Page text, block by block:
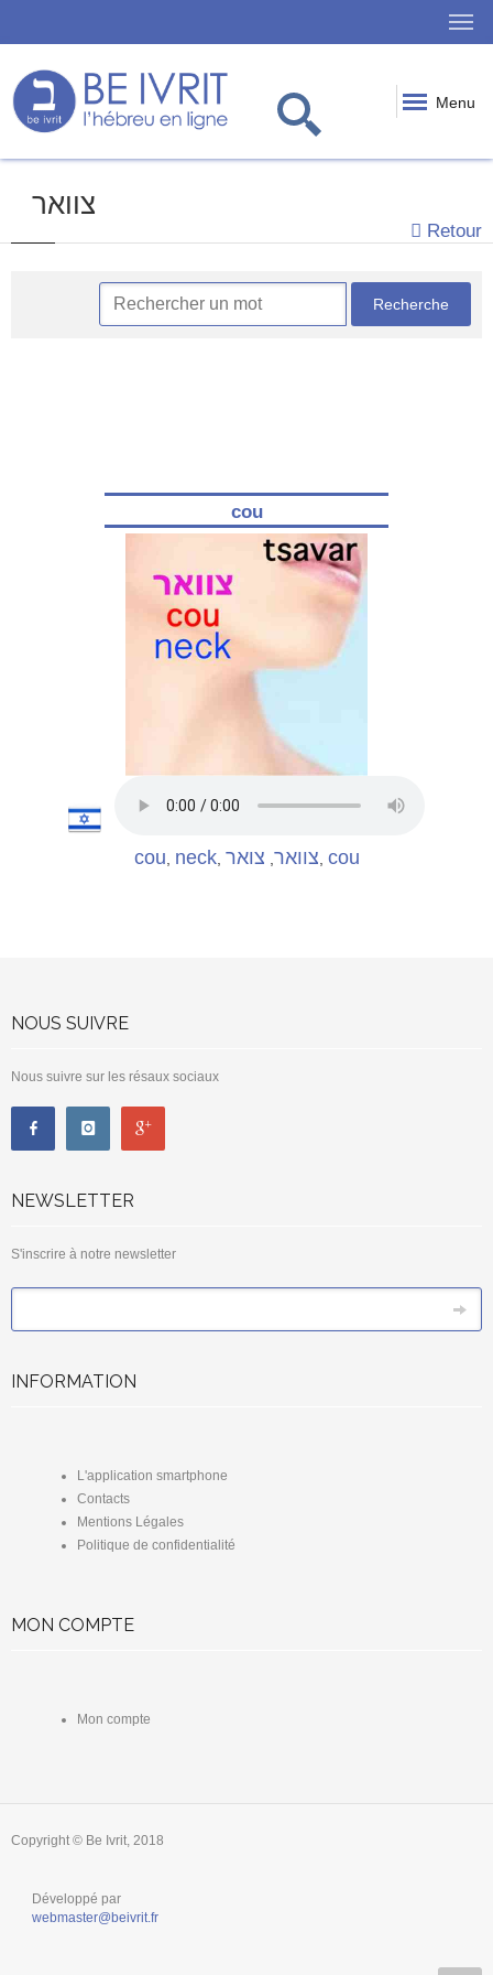
Menu
צוואר
Retour
cou
cou neck, צוואר צואר cou
NOUS SUIVRE
Nous suivre sur les résaux sociaux
NEWSLETTER
S'inscrire à notre newsletter
INFORMATION
L'application smartphone
Contacts
Mentions Légales
Politique de confidentialité
MON COMPTE
Mon compte
Copyright © Be Ivrit, 2018
Développé par
webmaster@beivrit.fr